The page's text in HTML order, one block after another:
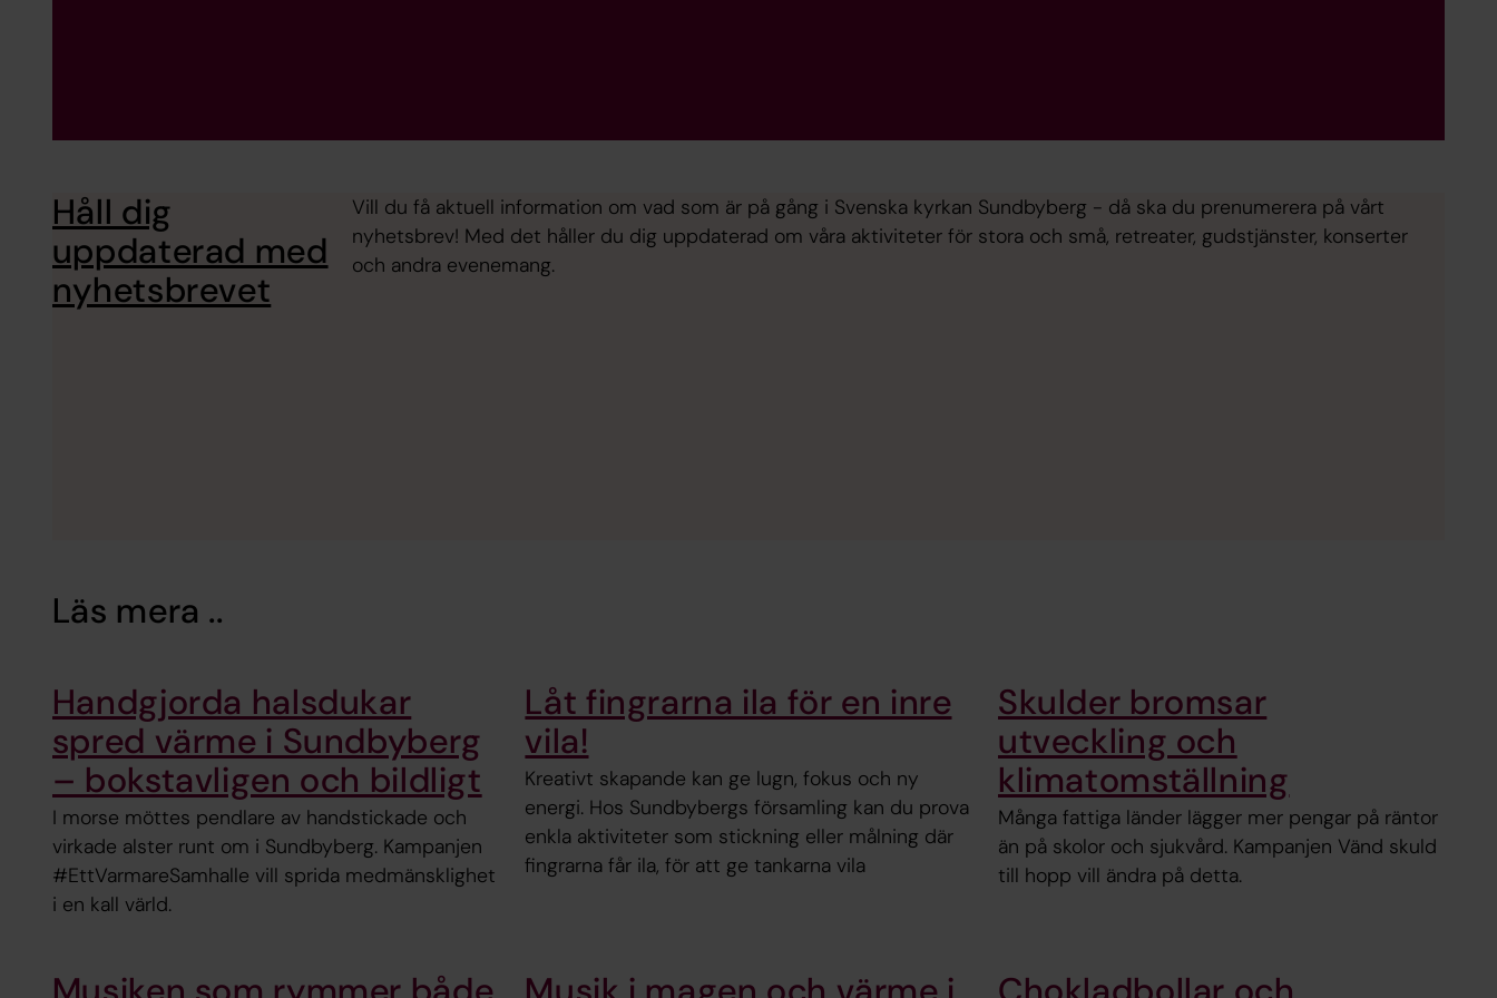
Håll dig
uppdaterad med
nyhetsbrevet
Vill du få aktuell information om vad som är på gång i Svenska kyrkan Sundbyberg - då ska du prenumerera på vårt
nyhetsbrev! Med det håller du dig uppdaterad om våra aktiviteter för stora och små, retreater, gudstjänster, konserter
och andra evenemang.
Läs mera ..
Handgjorda halsdukar
spred värme i Sundbyberg
– bokstavligen och bildligt
I morse möttes pendlare av handstickade och
virkade alster runt om i Sundbyberg. Kampanjen
#EttVarmareSamhalle vill sprida medmänsklighet
i en kall värld.
Låt fingrarna ila för en inre
vila!
Kreativt skapande kan ge lugn, fokus och ny
energi. Hos Sundbybergs församling kan du prova
enkla aktiviteter som stickning eller målning där
fingrarna får ila, för att ge tankarna vila
Skulder bromsar
utveckling och
klimatomställning
Många fattiga länder lägger mer pengar på räntor
än på skolor och sjukvård. Kampanjen Vänd skuld
till hopp vill ändra på detta.